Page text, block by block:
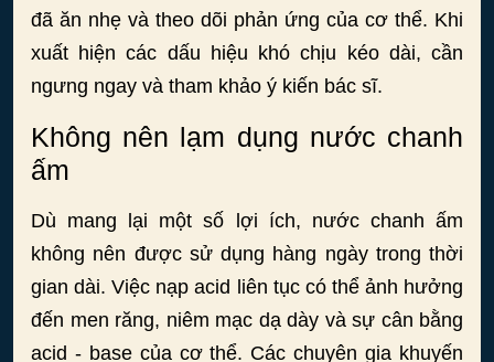
đã ăn nhẹ và theo dõi phản ứng của cơ thể. Khi
xuất hiện các dấu hiệu khó chịu kéo dài, cần
ngưng ngay và tham khảo ý kiến bác sĩ.
Không nên lạm dụng nước chanh
ấm
Dù mang lại một số lợi ích, nước chanh ấm
không nên được sử dụng hàng ngày trong thời
gian dài. Việc nạp acid liên tục có thể ảnh hưởng
đến men răng, niêm mạc dạ dày và sự cân bằng
acid - base của cơ thể. Các chuyên gia khuyến